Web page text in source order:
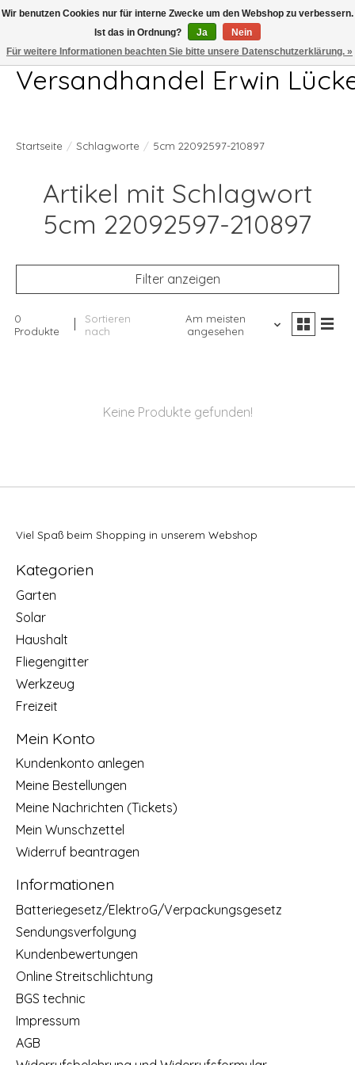
Telefon 04407 715872 MO-DO 7.00-17.00Uhr FR 7.00-13.00Uhr
Versandhandel Erwin
Startseite / Schlagworte / 5cm 22092597-210897
Artikel mit Schlagwort
5cm 22092597-210897
Filter anzeigen
0
Produkte
Sortieren
nach
Am meisten
angesehen
Keine Produkte gefunden!
Viel Spaß beim Shopping in unserem Webshop
Kategorien
Garten
Solar
Haushalt
Fliegengitter
Werkzeug
Freizeit
Mein Konto
Kundenkonto anlegen
Meine Bestellungen
Meine Nachrichten (Tickets)
Mein Wunschzettel
Widerruf beantragen
Informationen
Batteriegesetz/ElektroG/Verpackungsgesetz
Sendungsverfolgung
Kundenbewertungen
Online Streitschlichtung
BGS technic
Impressum
AGB
Wir benutzen Cookies nur für interne Zwecke um den Webshop zu verbessern.
Ist das in Ordnung?
Ja
Nein
Für weitere Informationen beachten Sie bitte unsere Datenschutzerklärung. »